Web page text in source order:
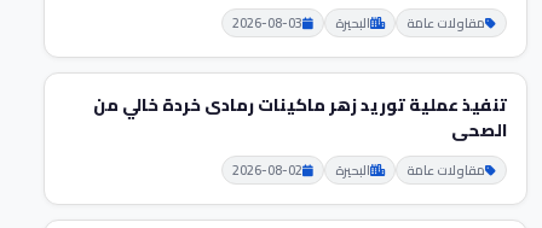
مقاولات عامة البحيرة 2026-08-03
تنفيذ عملية توريد زهر ماكينات رمادى خردة خالي من
الصحى
مقاولات عامة البحيرة 2026-08-02